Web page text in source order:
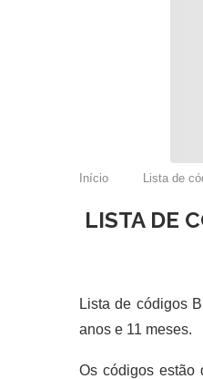
Início Lista de
LISTA DE
Lista de códigos
anos e 11 meses.
Os códigos estão